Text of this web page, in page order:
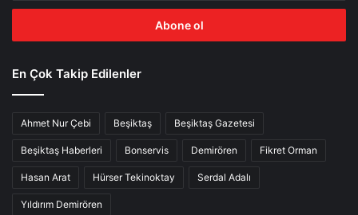
adresinizi
En Çok Takip Edilenler
Ahmet Nur Çebi Beşiktaş Beşiktaş Gazetesi
Beşiktaş Haberleri Bonservis Demirören Fikret Orman
Hasan Arat Hürser Tekinoktay Serdal Adalı
Yıldırım Demirören